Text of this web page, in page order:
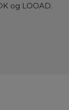
og LOOAD.